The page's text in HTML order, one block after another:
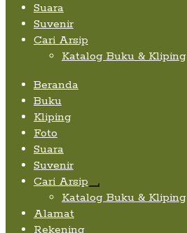
Suara
Suvenir
Cari Arsip
Katalog Buku & Kliping
Beranda
Buku
Kliping
Foto
Suara
Suvenir
Cari Arsip
Expand
child
Katalog Buku & Kliping
Alamat
Rekening